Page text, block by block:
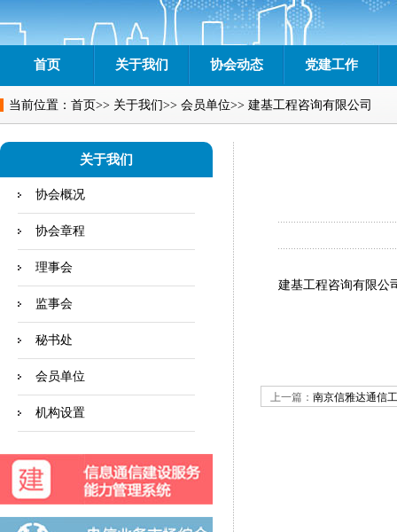
首页 关于我们 协会动态 党建工作
当前位置： 首页>> 关于我们>> 会员单位>> 建基工程咨询有限公司
建基工程咨询有限公
上一篇： 南京信雅达通信
关于我们
协会概况
协会章程
理事会
监事会
秘书处
会员单位
机构设置